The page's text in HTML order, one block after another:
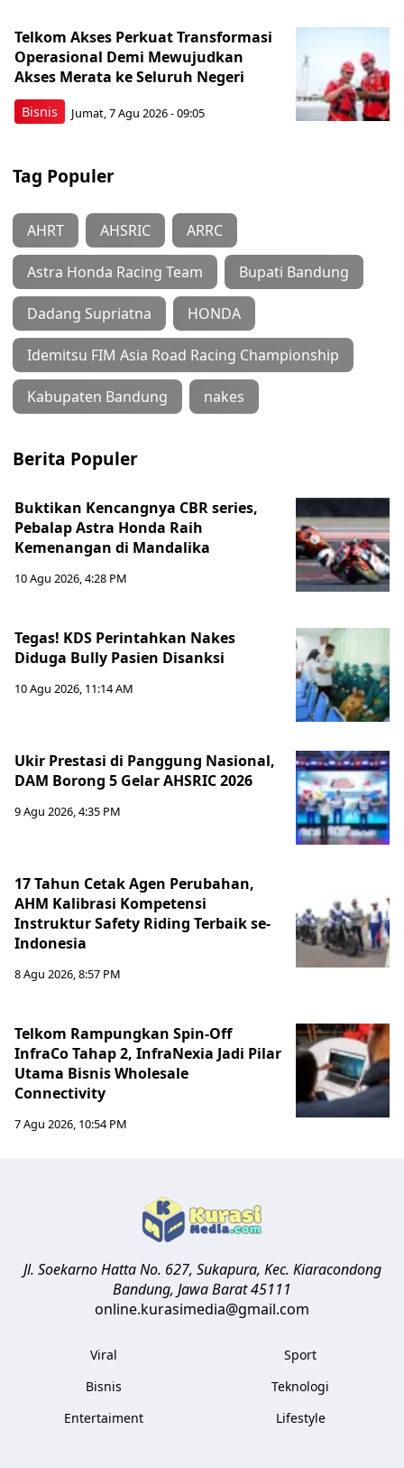
Bisnis
Telkom Akses Perkuat Transformasi
Operasional Demi Mewujudkan
Akses Merata ke Seluruh Negeri
Jumat, 7 Agu 2026 - 09:05
Tag Populer
AHRT AHSRIC ARRC
Astra Honda Racing Team Bupati Bandung
Dadang Supriatna HONDA
Idemitsu FIM Asia Road Racing Championship
Kabupaten Bandung nakes
Berita Populer
Buktikan Kencangnya CBR series,
Pebalap Astra Honda Raih
Kemenangan di Mandalika
10 Agu 2026, 4:28 PM
Tegas! KDS Perintahkan Nakes
Diduga Bully Pasien Disanksi
10 Agu 2026, 11:14 AM
Ukir Prestasi di Panggung Nasional,
DAM Borong 5 Gelar AHSRIC 2026
9 Agu 2026, 4:35 PM
17 Tahun Cetak Agen Perubahan,
AHM Kalibrasi Kompetensi
Instruktur Safety Riding Terbaik se-
Indonesia
8 Agu 2026, 8:57 PM
Telkom Rampungkan Spin-Off
InfraCo Tahap 2, InfraNexia Jadi Pilar
Utama Bisnis Wholesale
Connectivity
7 Agu 2026, 10:54 PM
Jl. Soekarno Hatta No. 627, Sukapura, Kec. Kiaracondong
Bandung, Jawa Barat45111
online.kurasimedia@gmail.com
Viral
Bisnis
Entertaiment
Sport
Teknologi
Lifestyle